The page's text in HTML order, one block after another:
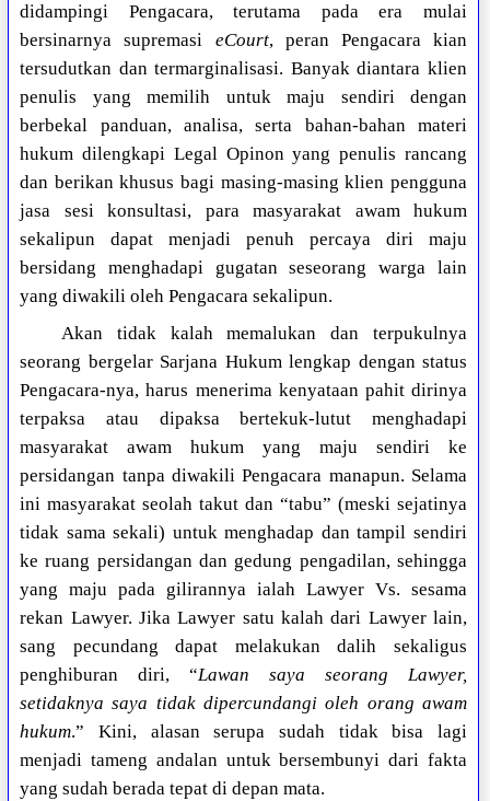
didampingi Pengacara, terutama pada era mulai
bersinarnya supremasi eCourt, peran Pengacara kian
tersudutkan dan termarginalisasi. Banyak diantara klien
penulis yang memilih untuk maju sendiri dengan
berbekal panduan, analisa, serta bahan-bahan materi
hukum dilengkapi Legal Opinon yang penulis rancang
dan berikan khusus bagi masing-masing klien pengguna
jasa sesi konsultasi, para masyarakat awam hukum
sekalipun dapat menjadi penuh percaya diri maju
bersidang menghadapi gugatan seseorang warga lain
yang diwakili oleh Pengacara sekalipun.
Akan tidak kalah memalukan dan terpukulnya
seorang bergelar Sarjana Hukum lengkap dengan status
Pengacara-nya, harus menerima kenyataan pahit dirinya
terpaksa atau dipaksa bertekuk-lutut menghadapi
masyarakat awam hukum yang maju sendiri ke
persidangan tanpa diwakili Pengacara manapun. Selama
ini masyarakat seolah takut dan “tabu” (meski sejatinya
tidak sama sekali) untuk menghadap dan tampil sendiri
ke ruang persidangan dan gedung pengadilan, sehingga
yang maju pada gilirannya ialah Lawyer Vs. sesama
rekan Lawyer. Jika Lawyer satu kalah dari Lawyer lain,
sang pecundang dapat melakukan dalih sekaligus
penghiburan diri, “Lawan saya seorang Lawyer,
setidaknya saya tidak dipercundangi oleh orang awam
hukum.” Kini, alasan serupa sudah tidak bisa lagi
menjadi tameng andalan untuk bersembunyi dari fakta
yang sudah berada tepat di depan mata.